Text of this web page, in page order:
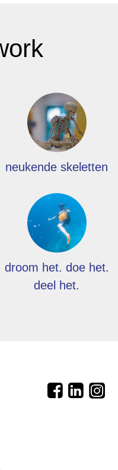
neukende skeletten
droom het. doe het.
deel het.